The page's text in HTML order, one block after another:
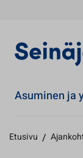
Asuminen ja
Etusivu /